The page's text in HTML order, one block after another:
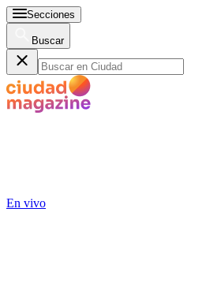
Secciones
Buscar
En vivo